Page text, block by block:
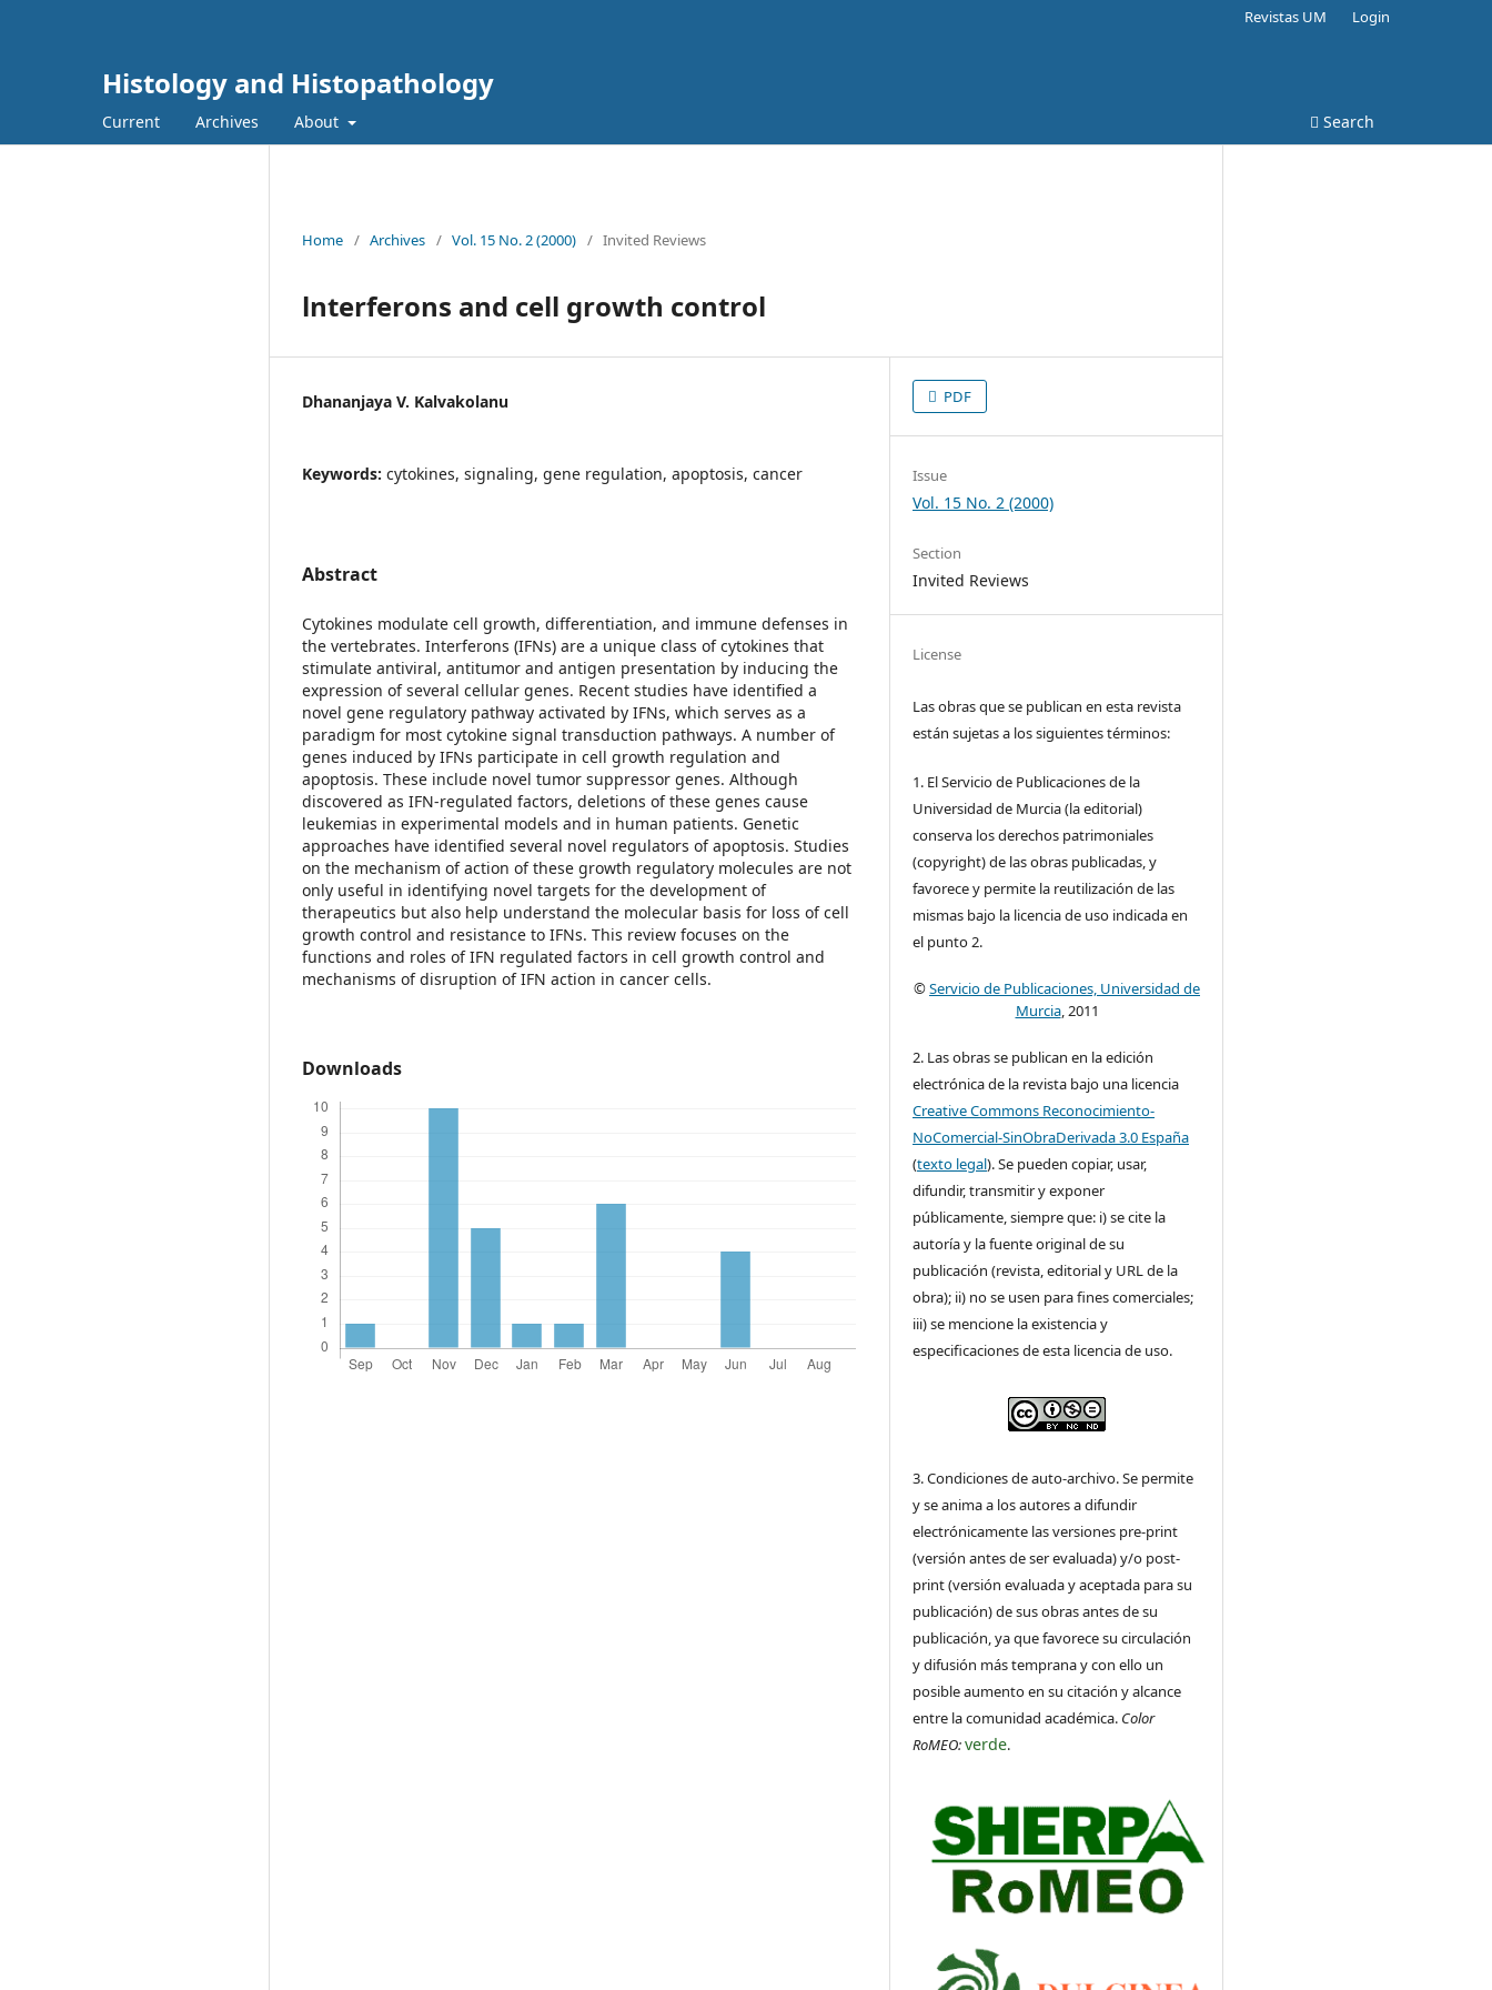
Histology and Histopathology
Current Archives About Search
Revistas UM Login
Home / Archives / Vol. 15 No. 2 (2000) / Invited Reviews
lnterferons and cell growth control
Dhananjaya V. Kalvakolanu
Keywords: cytokines, signaling, gene regulation, apoptosis, cancer
Abstract
Cytokines modulate cell growth, differentiation, and immune defenses in
the vertebrates. Interferons (IFNs) are a unique class of cytokines that
stimulate antiviral, antitumor and antigen presentation by inducing the
expression of several cellular genes. Recent studies have identified a
novel gene regulatory pathway activated by IFNs, which serves as a
paradigm for most cytokine signal transduction pathways. A number of
genes induced by IFNs participate in cell growth regulation and
apoptosis. These include novel tumor suppressor genes. Although
discovered as IFN-regulated factors, deletions of these genes cause
leukemias in experimental models and in human patients. Genetic
approaches have identified several novel regulators of apoptosis. Studies
on the mechanism of action of these growth regulatory molecules are not
only useful in identifying novel targets for the development of
therapeutics but also help understand the molecular basis for loss of cell
growth control and resistance to IFNs. This review focuses on the
functions and roles of IFN regulated factors in cell growth control and
mechanisms of disruption of IFN action in cancer cells.
Downloads
PDF
Issue
Vol. 15 No. 2 (2000)
Section
Invited Reviews
License
Las obras que se publican en esta revista
están sujetas a los siguientes términos:
1. El Servicio de Publicaciones de la
Universidad de Murcia (la editorial)
conserva los derechos patrimoniales
(copyright) de las obras publicadas, y
favorece y permite la reutilización de las
mismas bajo la licencia de uso indicada en
el punto 2.
©Servicio de Publicaciones, Universidad de
Murcia, 2011
2. Las obras se publican en la edición
electrónica de la revista bajo una licencia
Creative Commons Reconocimiento-
NoComercial-SinObraDerivada 3.0 España
(texto legal). Se pueden copiar, usar,
difundir, transmitir y exponer
públicamente, siempre que: i) se cite la
autoría y la fuente original de su
publicación (revista, editorial y URL de la
obra); ii) no se usen para fines comerciales;
iii) se mencione la existencia y
especificaciones de esta licencia de uso.
3. Condiciones de auto-archivo. Se permite
y se anima a los autores a difundir
electrónicamente las versiones pre-print
(versión antes de ser evaluada) y/o post-
print (versión evaluada y aceptada para su
publicación) de sus obras antes de su
publicación, ya que favorece su circulación
y difusión más temprana y con ello un
posible aumento en su citación y alcance
entre la comunidad académica. Color
RoMEO:verde.